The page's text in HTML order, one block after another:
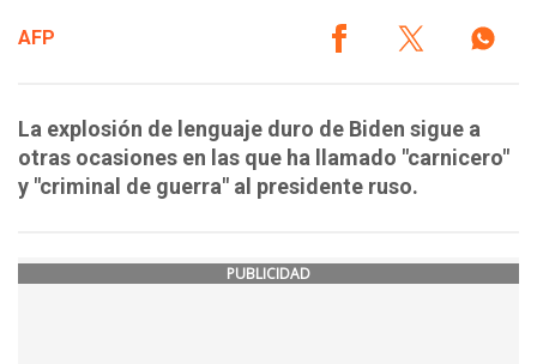
AFP
La explosión de lenguaje duro de Biden sigue a
otras ocasiones en las que ha llamado "carnicero"
y "criminal de guerra" al presidente ruso.
PUBLICIDAD